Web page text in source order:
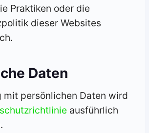
Praktiken oder die
dieser Websites
Daten
mit persönlichen Daten wird
ausführlich